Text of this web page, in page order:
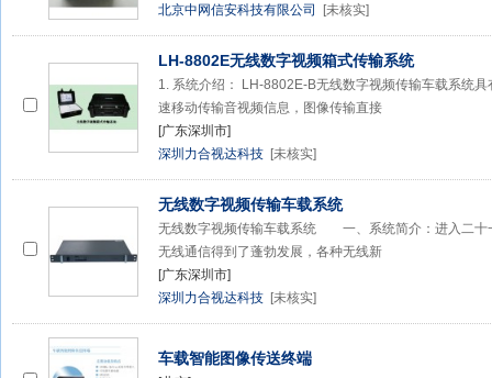
北京中网信安科技有限公司
[未核实]
LH-8802E无线数字视频箱式传输系统
1. 系统介绍： LH-8802E-B无线数字视频传输车载系统
速移动传输音视频信息，图像传输直接
[广东深圳市]
深圳力合视达科技 [未核实]
无线数字视频传输车载系统
无线数字视频传输车载系统 一、系统简介：进入二十
无线通信得到了蓬勃发展，各种无线新
[广东深圳市]
深圳力合视达科技 [未核实]
车载智能图像传送终端